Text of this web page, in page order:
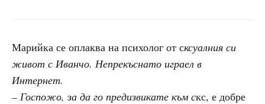
Марийка се оплаква на психолог от сксуалния си
живот с Иванчо. Непрекъснато играел в
Интернет.
– Госпожо, за да го предизвикате към скс, е добре